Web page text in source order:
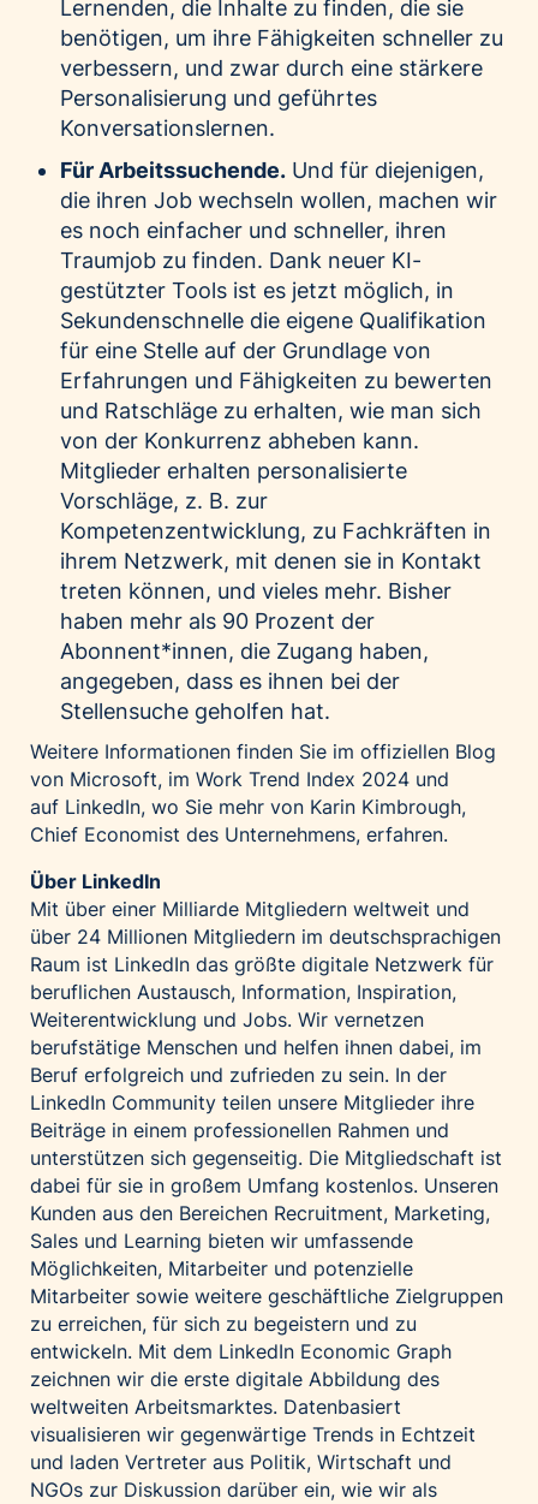
Lernenden, die Inhalte zu finden, die sie
benötigen, um ihre Fähigkeiten schneller zu
verbessern, und zwar durch eine stärkere
Personalisierung und geführtes
Konversationslernen.
Für Arbeitssuchende. Und für diejenigen,
die ihren Job wechseln wollen, machen wir
es noch einfacher und schneller, ihren
Traumjob zu finden. Dank neuer KI-
gestützter Tools ist es jetzt möglich, in
Sekundenschnelle die eigene Qualifikation
für eine Stelle auf der Grundlage von
Erfahrungen und Fähigkeiten zu bewerten
und Ratschläge zu erhalten, wie man sich
von der Konkurrenz abheben kann.
Mitglieder erhalten personalisierte
Vorschläge, z. B. zur
Kompetenzentwicklung, zu Fachkräften in
ihrem Netzwerk, mit denen sie in Kontakt
treten können, und vieles mehr. Bisher
haben mehr als 90 Prozent der
Abonnent*innen, die Zugang haben,
angegeben, dass es ihnen bei der
Stellensuche geholfen hat.
Weitere Informationen finden Sie im offiziellen Blog
von Microsoft, im Work Trend Index 2024 und
auf LinkedIn, wo Sie mehr von Karin Kimbrough,
Chief Economist des Unternehmens, erfahren.
Über LinkedIn
Mit über einer Milliarde Mitgliedern weltweit und
über 24 Millionen Mitgliedern im deutschsprachigen
Raum ist LinkedIn das größte digitale Netzwerk für
beruflichen Austausch, Information, Inspiration,
Weiterentwicklung und Jobs. Wir vernetzen
berufstätige Menschen und helfen ihnen dabei, im
Beruf erfolgreich und zufrieden zu sein. In der
LinkedIn Community teilen unsere Mitglieder ihre
Beiträge in einem professionellen Rahmen und
unterstützen sich gegenseitig. Die Mitgliedschaft ist
dabei für sie in großem Umfang kostenlos. Unseren
Kunden aus den Bereichen Recruitment, Marketing,
Sales und Learning bieten wir umfassende
Möglichkeiten, Mitarbeiter und potenzielle
Mitarbeiter sowie weitere geschäftliche Zielgruppen
zu erreichen, für sich zu begeistern und zu
entwickeln. Mit dem LinkedIn Economic Graph
zeichnen wir die erste digitale Abbildung des
weltweiten Arbeitsmarktes. Datenbasiert
visualisieren wir gegenwärtige Trends in Echtzeit
und laden Vertreter aus Politik, Wirtschaft und
NGOs zur Diskussion darüber ein, wie wir als